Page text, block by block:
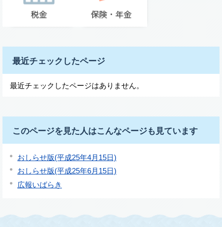
最近チェックしたページ
最近チェックしたページはありません。
このページを見た人はこんなページも見ています
おしらせ版(平成25年4月15日)
おしらせ版(平成25年6月15日)
広報いばらき